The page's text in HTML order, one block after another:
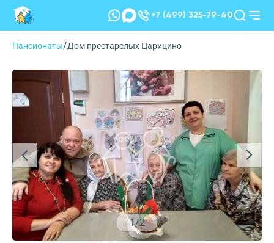
+7 (499) 325-79-40
Пансионаты/Дом престарелых Царицино
1/2